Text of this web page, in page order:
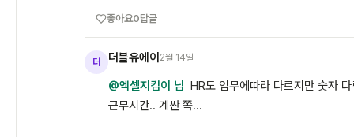
좋아요0답글
더 더블유에이 2월 14일
@엑셀지킴이 님 HR도 업무에따라 다르지만 숫자
근무시간.. 계싼 쪽...